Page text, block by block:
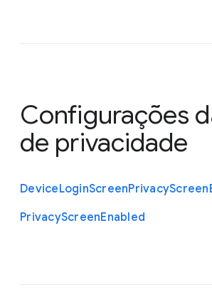
Configurações
de privacidade
DeviceLoginScreenPrivacyScreen
PrivacyScreenEnabled